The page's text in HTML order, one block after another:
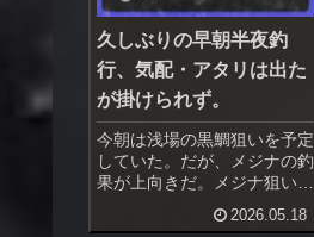
久しぶりの早朝半夜釣
行、気配・アタリは出た
が掛けられず。
今朝は浅場の黒鯛狙いを予定
していた。だが、メジナの釣
果が上向きだ。メジナ狙いに
切り替えるか、でも私に釣れ
るだろうか＆体力が持つのか
2026.05.18